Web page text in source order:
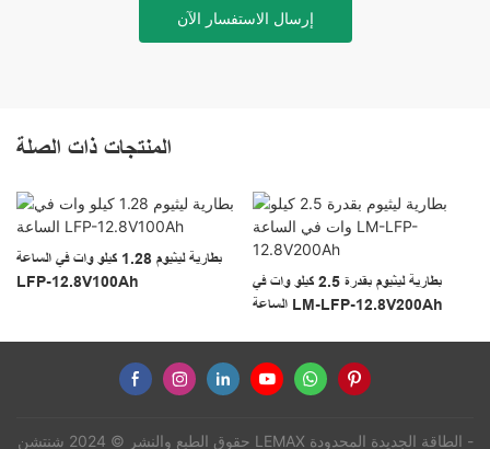
إرسال الاستفسار الآن
المنتجات ذات الصلة
بطارية ليثيوم 1.28 كيلو وات في الساعة
LFP-12.8V100Ah
بطارية ليثيوم بقدرة 2.5 كيلو وات في
الساعة LM-LFP-12.8V200Ah
حقوق الطبع والنشر © 2024 شنتشن LEMAX الطاقة الجديدة المحدودة -